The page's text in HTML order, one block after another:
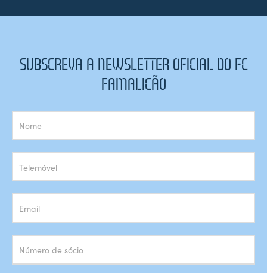
SUBSCREVA A NEWSLETTER OFICIAL DO FC
FAMALICÃO
Subscrição
Newsletter